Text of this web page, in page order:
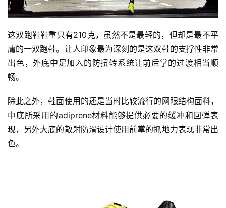
用
户
精
选
运
动
集
这双跑鞋鞋重只有210克，虽然不是最轻的，但却是最不平
庸的一双跑鞋。让人印象最为深刻的是这双鞋的支撑性非常
出色，外底中足加入的防扭转系统让前后掌的过渡相当顺
畅。
除此之外，鞋面使用的还是当时比较流行的网眼结构面料，
中底所采用的adiprene材料能够提供必要的缓冲和回弹表
现，另外大底的散射防滑设计使用前掌的抓地力表现非常出
色。